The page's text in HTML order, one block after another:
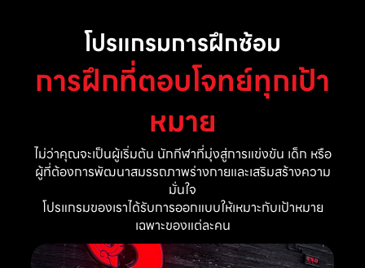
โปรแกรมการฝึกซ้อม
การฝึกที่ตอบโจทย์ทุกเป้า
หมาย
ไม่ว่าคุณจะเป็นผู้เริ่มต้น นักกีฬาที่มุ่งสู่การแข่งขัน เด็ก หรือ
ผู้ที่ต้องการพัฒนาสมรรถภาพร่างกายและเสริมสร้างความ
มั่นใจ
โปรแกรมของเราได้รับการออกแบบให้เหมาะกับเป้าหมาย
เฉพาะของแต่ละคน